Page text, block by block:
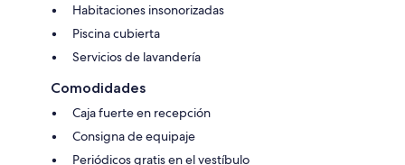
Habitaciones insonorizadas
Piscina cubierta
Servicios de lavandería
Comodidades
Caja fuerte en recepción
Consigna de equipaje
Periódicos gratis en el vestíbulo